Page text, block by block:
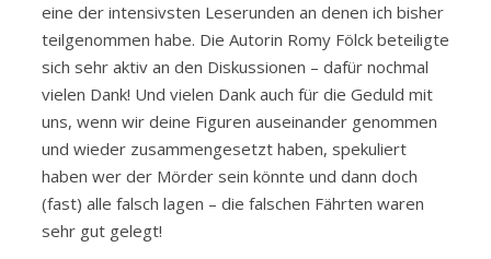
eine der intensivsten Leserunden an denen ich bisher
teilgenommen habe. Die Autorin Romy Fölck beteiligte
sich sehr aktiv an den Diskussionen – dafür nochmal
vielen Dank! Und vielen Dank auch für die Geduld mit
uns, wenn wir deine Figuren auseinander genommen
und wieder zusammengesetzt haben, spekuliert
haben wer der Mörder sein könnte und dann doch
(fast) alle falsch lagen – die falschen Fährten waren
sehr gut gelegt!